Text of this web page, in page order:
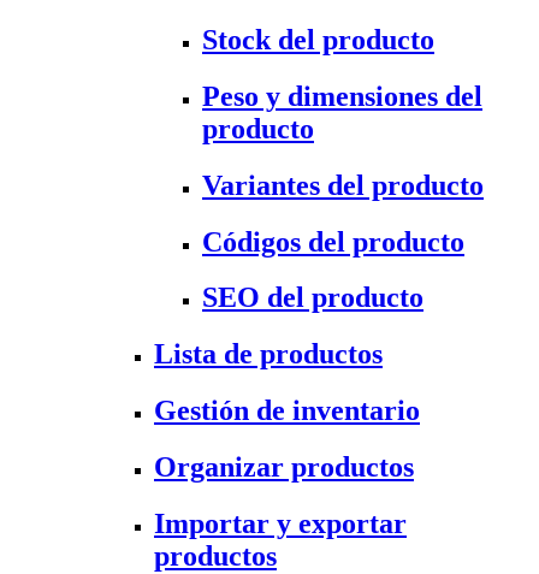
Stock del producto
Peso y dimensiones del
producto
Variantes del producto
Códigos del producto
SEO del producto
Lista de productos
Gestión de inventario
Organizar productos
Importar y exportar
productos